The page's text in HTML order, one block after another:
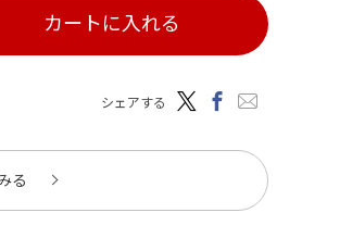
カートに入れる
シェアする
る